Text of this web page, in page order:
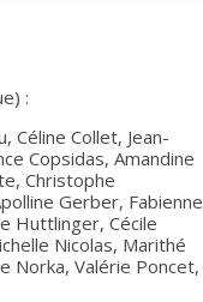
!
:
Céline Collet, Jean-
Copsidas, Amandine
Christophe
Gerber, Fabienne
Huttlinger, Cécile
Nicolas, Marithé
Norka, Valérie Poncet,